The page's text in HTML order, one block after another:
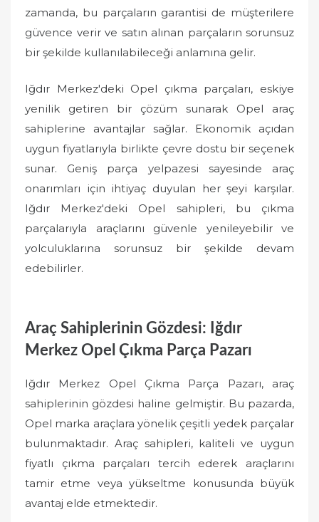
zamanda, bu parçaların garantisi de müşterilere
güvence verir ve satın alınan parçaların sorunsuz
bir şekilde kullanılabileceği anlamına gelir.
Iğdır Merkez'deki Opel çıkma parçaları, eskiye
yenilik getiren bir çözüm sunarak Opel araç
sahiplerine avantajlar sağlar. Ekonomik açıdan
uygun fiyatlarıyla birlikte çevre dostu bir seçenek
sunar. Geniş parça yelpazesi sayesinde araç
onarımları için ihtiyaç duyulan her şeyi karşılar.
Iğdır Merkez'deki Opel sahipleri, bu çıkma
parçalarıyla araçlarını güvenle yenileyebilir ve
yolculuklarına sorunsuz bir şekilde devam
edebilirler.
Araç Sahiplerinin Gözdesi: Iğdır
Merkez Opel Çıkma Parça Pazarı
Iğdır Merkez Opel Çıkma Parça Pazarı, araç
sahiplerinin gözdesi haline gelmiştir. Bu pazarda,
Opel marka araçlara yönelik çeşitli yedek parçalar
bulunmaktadır. Araç sahipleri, kaliteli ve uygun
fiyatlı çıkma parçaları tercih ederek araçlarını
tamir etme veya yükseltme konusunda büyük
avantaj elde etmektedir.